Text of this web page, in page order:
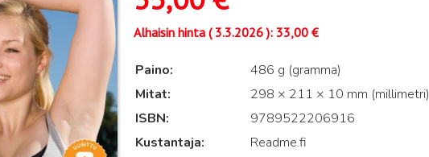
Alhaisin hinta (3.3.2026): 33,00 €
Paino
486 g (gramma)
Mitat
298 × 211 × 10 mm (millimetri)
ISBN
9789522206916
Kustantaja
Readme.fi